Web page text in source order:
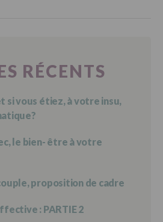
RÉCENTS
si vous étiez, à votre insu,
le bien- être à votre
proposition de cadre
: PARTIE 2